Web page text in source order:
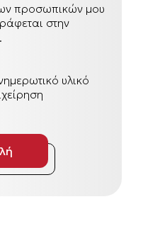
προσωπικών μου
στην
.
υλικό